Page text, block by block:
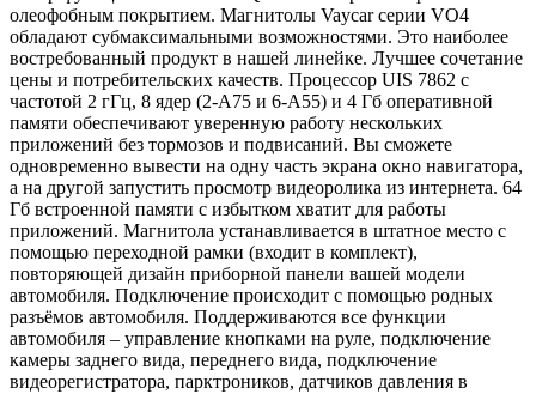
олеофобным покрытием. Магнитолы Vaycar серии VО4
обладают субмаксимальными возможностями. Это наиболее
востребованный продукт в нашей линейке. Лучшее сочетание
цены и потребительских качеств. Процессор UIS 7862 с
частотой 2 гГц, 8 ядер (2-А75 и 6-А55) и 4 Гб оперативной
памяти обеспечивают уверенную работу нескольких
приложений без тормозов и подвисаний. Вы сможете
одновременно вывести на одну часть экрана окно навигатора,
а на другой запустить просмотр видеоролика из интернета. 64
Гб встроенной памяти с избытком хватит для работы
приложений. Магнитола устанавливается в штатное место с
помощью переходной рамки (входит в комплект),
повторяющей дизайн приборной панели вашей модели
автомобиля. Подключение происходит с помощью родных
разъёмов автомобиля. Поддерживаются все функции
автомобиля – управление кнопками на руле, подключение
камеры заднего вида, переднего вида, подключение
видеорегистратора, парктроников, датчиков давления в